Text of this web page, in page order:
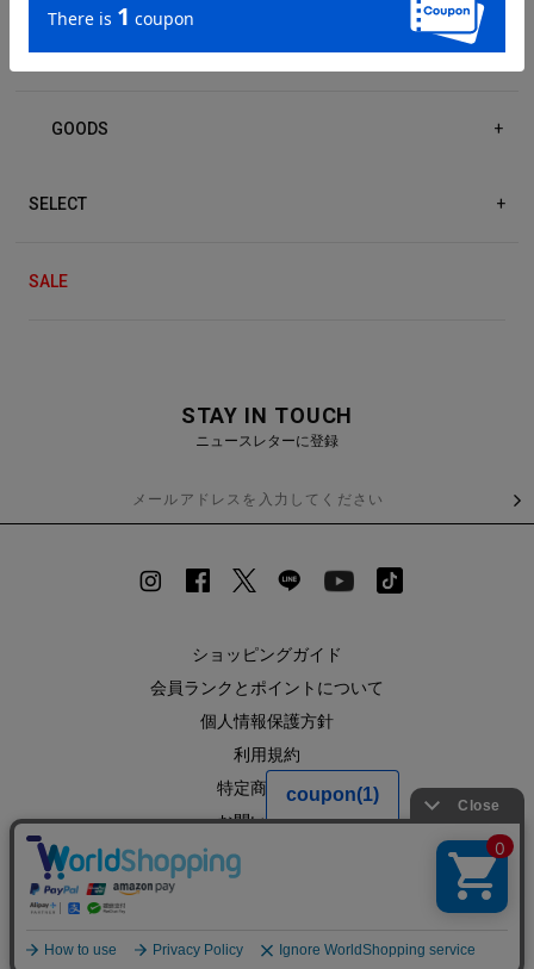
ACCESSORIES +
GOODS +
SELECT +
SALE
STAY IN TOUCH
ニュースレターに登録
ショッピングガイド
会員ランクとポイントについて
個人情報保護方針
利用規約
特定商取引法
お問い合わせ
企業情報